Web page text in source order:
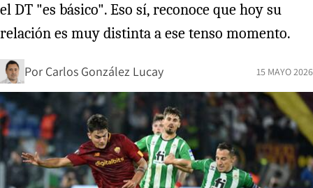
el DT "es básico". Eso sí, reconoce que hoy su
relación es muy distinta a ese tenso momento.
Por Carlos González Lucay 15 MAYO 2026